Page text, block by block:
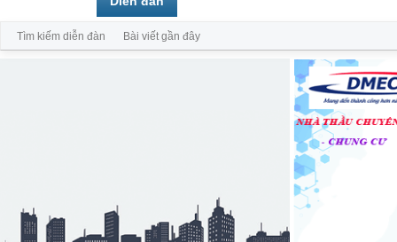
Tìm kiếm diễn đàn Bài viết gần đây